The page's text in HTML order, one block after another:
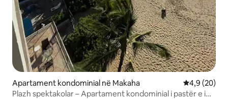
Apartament kondominial në Makaha Vlerësimi
4,9 (20)
Plazh spektakolar – Apartament kondominial i pastër e i